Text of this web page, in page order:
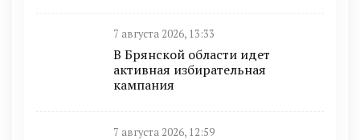
7 августа 2026, 13:33
В Брянской области идет
активная избирательная
кампания
7 августа 2026, 12:59